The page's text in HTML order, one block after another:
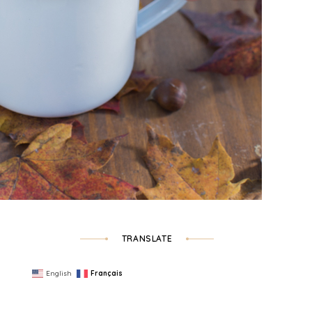
TRANSLATE
English Français